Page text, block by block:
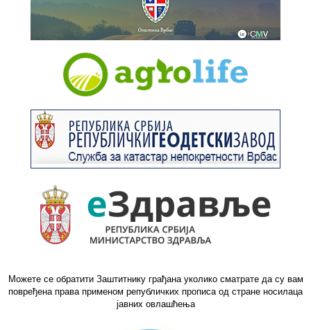
Можете се обратити Заштитнику грађана уколико сматрате да су вам
повређена права применом републичких прописа од стране носилаца
јавних овлашћења